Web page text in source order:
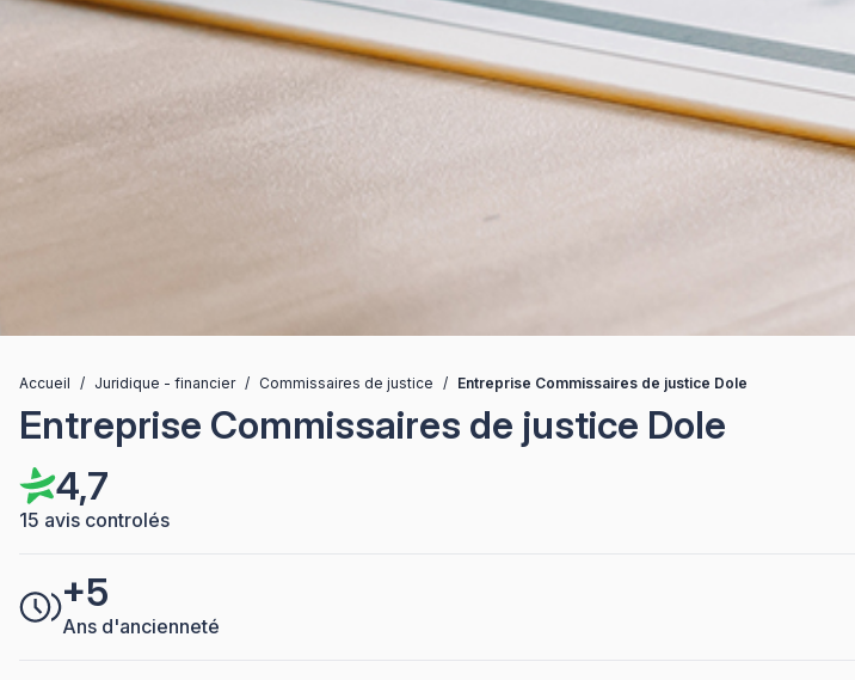
Accueil / Juridique - financier / Commissaires de justice / Entreprise Commissaires de justice Dole
Entreprise Commissaires de justice Dole
4,7
15 avis controlés
+5
Ans d'ancienneté